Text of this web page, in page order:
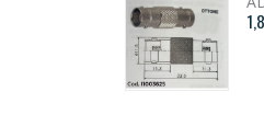
1,80 €